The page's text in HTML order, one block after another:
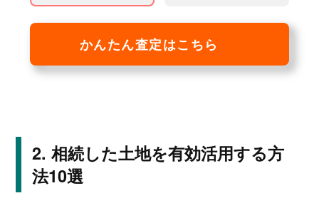
かんたん査定はこちら
相続した土地を有効活用する方
法10選